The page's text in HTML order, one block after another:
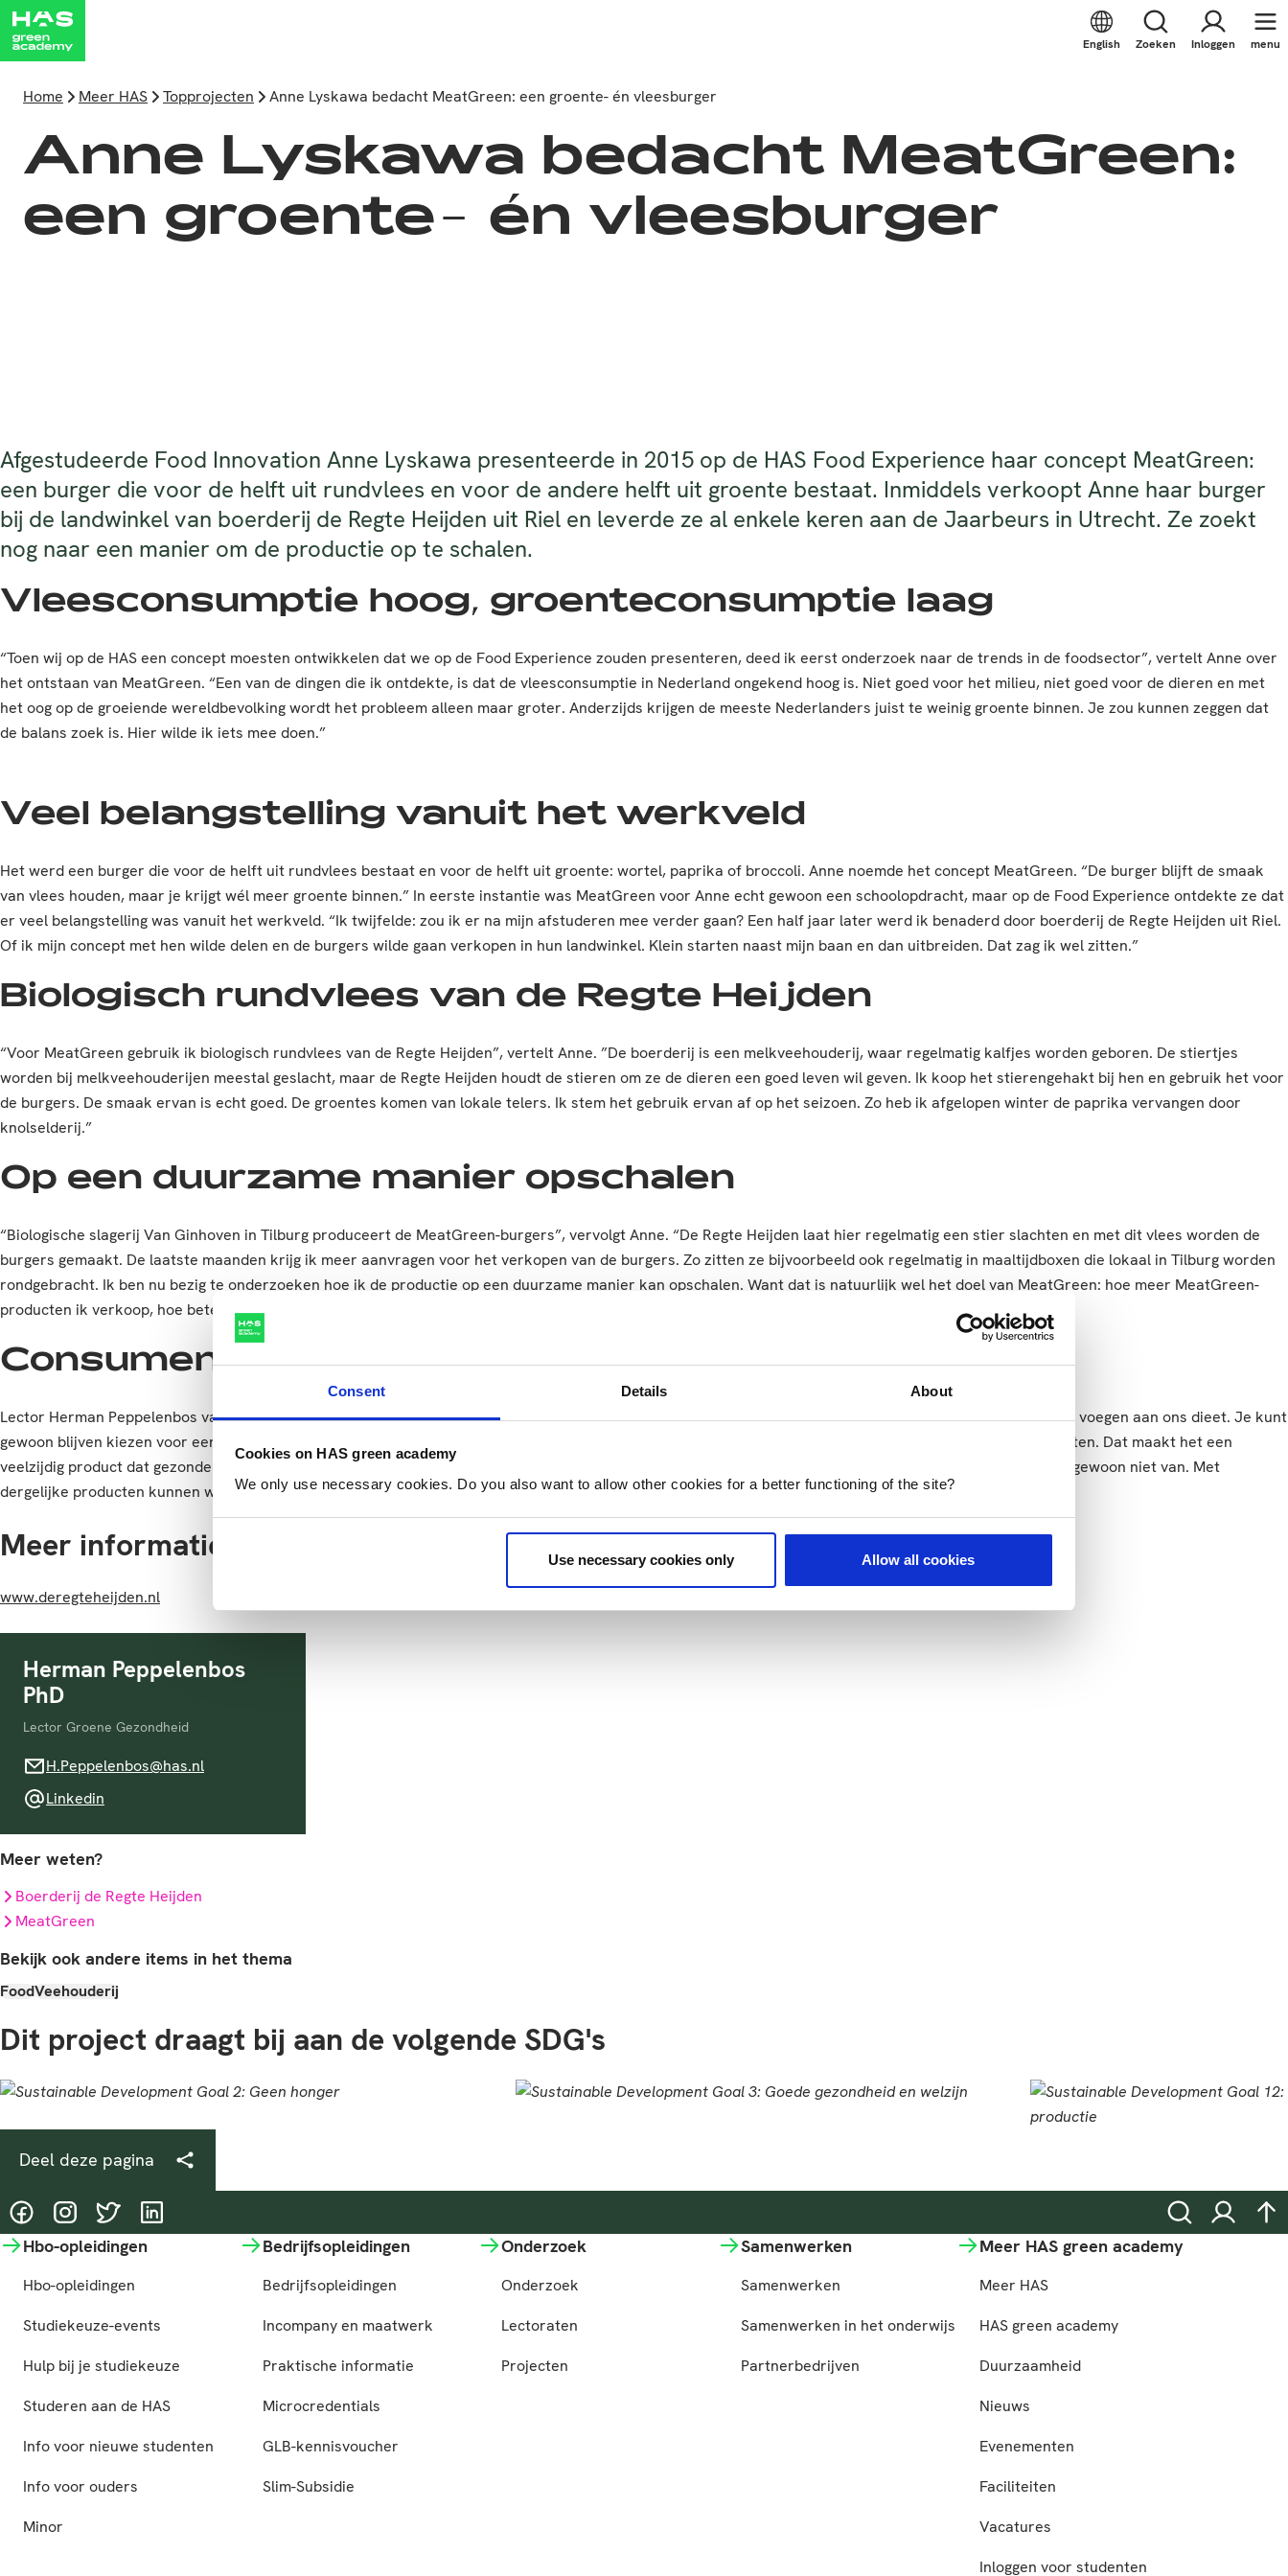
Consent Details About
Cookies on HAS green academy
We only use necessary cookies. Do you also want to allow other cookies for a better functioning of the site?
Use necessary cookies only Allow all cookies
English Zoeken Inloggen menu
Home Meer HAS Topprojecten Anne Lyskawa bedacht MeatGreen: een groente- én vleesburger
Anne Lyskawa bedacht MeatGreen:
een groente- én vleesburger
Afgestudeerde Food Innovation Anne Lyskawa presenteerde in 2015 op de HAS Food Experience haar concept MeatGreen:
een burger die voor de helft uit rundvlees en voor de andere helft uit groente bestaat. Inmiddels verkoopt Anne haar burger
bij de landwinkel van boerderij de Regte Heijden uit Riel en leverde ze al enkele keren aan de Jaarbeurs in Utrecht. Ze zoekt
nog naar een manier om de productie op te schalen.
Vleesconsumptie hoog, groenteconsumptie laag
“Toen wij op de HAS een concept moesten ontwikkelen dat we op de Food Experience zouden presenteren, deed ik eerst onderzoek naar de trends in de foodsector”, vertelt Anne over
het ontstaan van MeatGreen. “Een van de dingen die ik ontdekte, is dat de vleesconsumptie in Nederland ongekend hoog is. Niet goed voor het milieu, niet goed voor de dieren en met
het oog op de groeiende wereldbevolking wordt het probleem alleen maar groter. Anderzijds krijgen de meeste Nederlanders juist te weinig groente binnen. Je zou kunnen zeggen dat
de balans zoek is. Hier wilde ik iets mee doen.”
Veel belangstelling vanuit het werkveld
Het werd een burger die voor de helft uit rundvlees bestaat en voor de helft uit groente: wortel, paprika of broccoli. Anne noemde het concept MeatGreen. “De burger blijft de smaak
van vlees houden, maar je krijgt wél meer groente binnen.” In eerste instantie was MeatGreen voor Anne echt gewoon een schoolopdracht, maar op de Food Experience ontdekte ze dat
er veel belangstelling was vanuit het werkveld. “Ik twijfelde: zou ik er na mijn afstuderen mee verder gaan? Een half jaar later werd ik benaderd door boerderij de Regte Heijden uit Riel.
Of ik mijn concept met hen wilde delen en de burgers wilde gaan verkopen in hun landwinkel. Klein starten naast mijn baan en dan uitbreiden. Dat zag ik wel zitten.”
Biologisch rundvlees van de Regte Heijden
“Voor MeatGreen gebruik ik biologisch rundvlees van de Regte Heijden”, vertelt Anne. ”De boerderij is een melkveehouderij, waar regelmatig kalfjes worden geboren. De stiertjes
worden bij melkveehouderijen meestal geslacht, maar de Regte Heijden houdt de stieren om ze de dieren een goed leven wil geven. Ik koop het stierengehakt bij hen en gebruik het voor
de burgers. De smaak ervan is echt goed. De groentes komen van lokale telers. Ik stem het gebruik ervan af op het seizoen. Zo heb ik afgelopen winter de paprika vervangen door
knolselderij.”
Op een duurzame manier opschalen
“Biologische slagerij Van Ginhoven in Tilburg produceert de MeatGreen-burgers”, vervolgt Anne. “De Regte Heijden laat hier regelmatig een stier slachten en met dit vlees worden de
burgers gemaakt. De laatste maanden krijg ik meer aanvragen voor het verkopen van de burgers. Zo zitten ze bijvoorbeeld ook regelmatig in maaltijdboxen die lokaal in Tilburg worden
rondgebracht. Ik ben nu bezig te onderzoeken hoe ik de productie op een duurzame manier kan opschalen. Want dat is natuurlijk wel het doel van MeatGreen: hoe meer MeatGreen-
producten ik verkoop, hoe beter ik kan bijdragen aan een duurzame en gezonde maaltijd.”
Consumenten helpen aan meer groente
Lector Herman Peppelenbos van het lectoraat Groene Gezondheid juicht initiatieven als die van Anne toe. “Het is een bijzondere manier om groente toe te voegen aan ons dieet. Je kunt
gewoon blijven kiezen voor een lekkere burger, maar krijgt minder vlees en meer groente binnen. En de burger kun je op verschillende eetmomenten inzetten. Dat maakt het een
veelzijdig product dat gezonder én duurzamer is. Mensen weten vaak wel dat ze meer minder vlees en meer groente moeten eten, maar het komt er vaak gewoon niet van. Met
dergelijke producten kunnen wij consumenten helpen het tóch voor elkaar te krijgen. Een mooie ontwikkeling.”
Meer informatie?
www.deregteheijden.nl
Herman Peppelenbos
PhD
Lector Groene Gezondheid
H.Peppelenbos@has.nl
H.Peppelenbos@has.nl
Linkedin
Linkedin
Meer weten?
Boerderij de Regte Heijden
MeatGreen
Bekijk ook andere items in het thema
FoodVeehouderij
Dit project draagt bij aan de volgende SDG's
Deel deze pagina
@HASgreenacademy
@HASgreenacademy
@greenacademyHAS
@HASgreenacademy ZoekenInloggen
Hbo-opleidingen
Hbo-opleidingen
Studiekeuze-events
Hulp bij je studiekeuze
Studeren aan de HAS
Info voor nieuwe studenten
Info voor ouders
Minor
Bedrijfsopleidingen
Bedrijfsopleidingen
Incompany en maatwerk
Praktische informatie
Microcredentials
GLB-kennisvoucher
Slim-Subsidie
Onderzoek
Onderzoek
Lectoraten
Projecten
Samenwerken
Samenwerken
Samenwerken in het onderwijs
Partnerbedrijven
Meer HAS green academy
Meer HAS
HAS green academy
Duurzaamheid
Nieuws
Evenementen
Faciliteiten
Vacatures
Inloggen voor studenten